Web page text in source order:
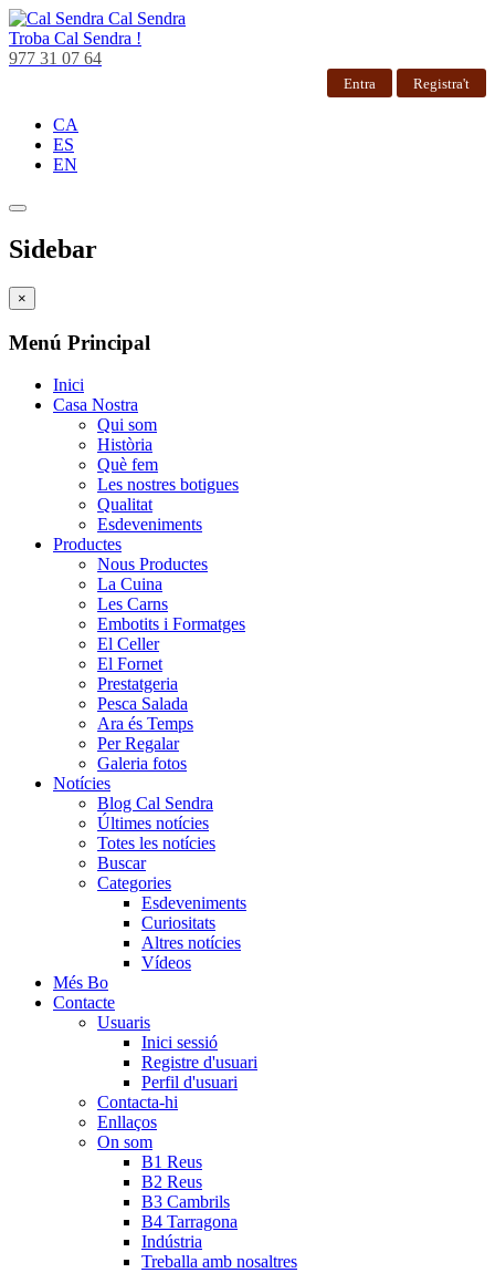
Cal Sendra
Troba Cal Sendra !
977 31 07 64
Entra Registra't
CA
ES
EN
Sidebar
×
Menú Principal
Inici
Casa Nostra
Qui som
Història
Què fem
Les nostres botigues
Qualitat
Esdeveniments
Productes
Nous Productes
La Cuina
Les Carns
Embotits i Formatges
El Celler
El Fornet
Prestatgeria
Pesca Salada
Ara és Temps
Per Regalar
Galeria fotos
Notícies
Blog Cal Sendra
Últimes notícies
Totes les notícies
Buscar
Categories
Esdeveniments
Curiositats
Altres notícies
Vídeos
Més Bo
Contacte
Usuaris
Inici sessió
Registre d'usuari
Perfil d'usuari
Contacta-hi
Enllaços
On som
B1 Reus
B2 Reus
B3 Cambrils
B4 Tarragona
Indústria
Treballa amb nosaltres